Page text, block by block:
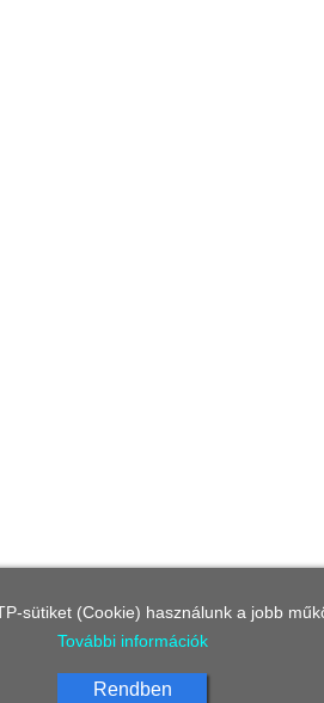
sütiket (Cookie) használunk a jobb
További információk